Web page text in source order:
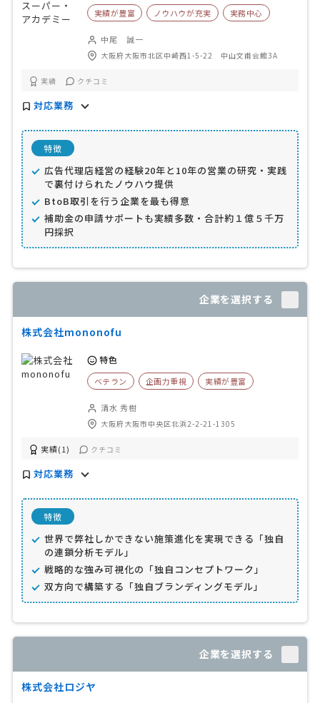
実績が豊富 ノウハウが充実 実務中心
中尾 誠一
大阪府大阪市北区中崎西1-5-22 中山文甫会館3A
実績 クチコミ
対応業務
特徴
広告代理店経営の経験20年と10年の営業の研究・実践
で裏付けられたノウハウ提供
BtoB取引を行う企業を最も得意
補助金の申請サポートも実績多数・合計約１億５千万
円採択
企業を選択する
株式会社mononofu
特色
ベテラン 企画力重視 実績が豊富
清水 秀樹
大阪府大阪市中央区北浜2-2-21-1305
実績(1) クチコミ
対応業務
特徴
世界で弊社しかできない施策進化を実現できる「独自
の連鎖分析モデル」
戦略的な強み可視化の「独自コンセプトワーク」
双方向で構築する「独自ブランディングモデル」
企業を選択する
株式会社ロジヤ